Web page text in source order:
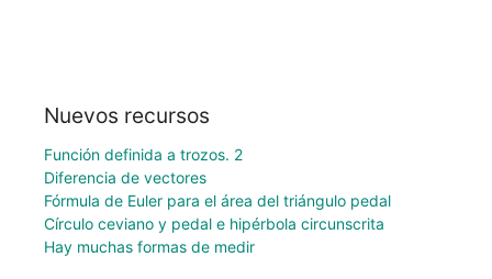
Nuevos recursos
Función definida a trozos. 2
Diferencia de vectores
Fórmula de Euler para el área del triángulo pedal
Círculo ceviano y pedal e hipérbola circunscrita
Hay muchas formas de medir